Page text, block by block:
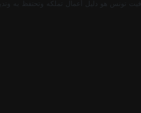
تونس هو دليل أعمال تملكه وتحتفظ به